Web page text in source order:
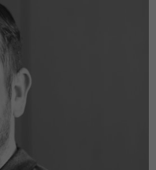
festzustellen, ob Oribi-
Domäne